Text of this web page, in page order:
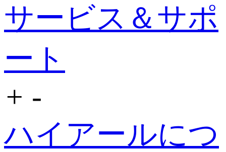
サービス＆サポ
ート
+ -
ハイアールにつ